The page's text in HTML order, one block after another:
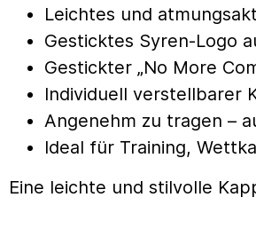
Leichtes und
Gesticktes Syren-Logo
Gestickter „No More
Individuell verstellbarer
Angenehm zu tragen –
Ideal für Training,
Eine leichte und stilvolle